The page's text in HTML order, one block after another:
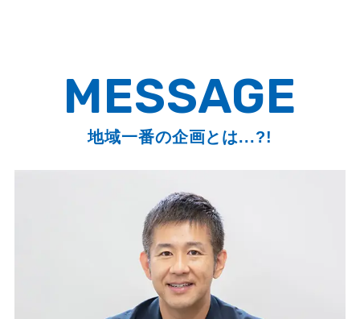
MESSAGE
地域一番の企画とは...?!